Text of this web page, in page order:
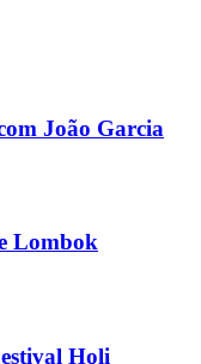
João Garcia
Lombok
Holi